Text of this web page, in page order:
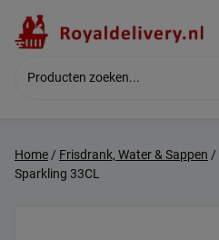
content
Home/ Frisdrank, Water & Sappen /
Sparkling 33CL